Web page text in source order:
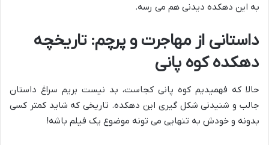
به این دهکده دیدنی هم می رسه.
داستانی از مهاجرت و پرچم: تاریخچه
دهکده کوه پانی
حالا که فهمیدیم کوه پانی کجاست، بد نیست بریم سراغ داستان
جالب و شنیدنی شکل گیری این دهکده. تاریخی که شاید کمتر کسی
بدونه و خودش به تنهایی می تونه موضوع یک فیلم باشه!